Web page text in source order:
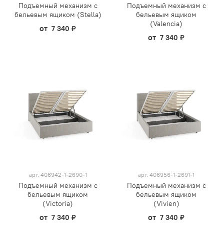
Подъемный механизм с
бельевым ящиком (Stella)
от 7 340 ₽
Подъемный механизм с
бельевым ящиком
(Valencia)
от 7 340 ₽
арт. 406942-1-2690-1
Подъемный механизм с
бельевым ящиком
(Victoria)
от 7 340 ₽
арт. 406956-1-2691-1
Подъемный механизм с
бельевым ящиком
(Vivien)
от 7 340 ₽